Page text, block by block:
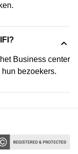
Business center
bezoekers.